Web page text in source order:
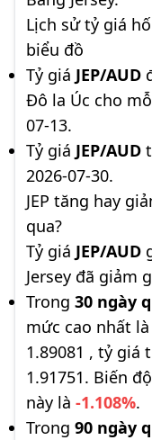
Lịch sử tỷ giá
biểu đồ
Tỷ giá JEP/AUD
Đô la Úc cho
07-13.
Tỷ giá JEP/AUD
2026-07-30.
JEP tăng hay
qua?
Tỷ giá JEP/AUD
Jersey đã giảm
Trong 30 ngày
mức cao nhất
1.89081 , tỷ giá
1.91751. Biến
này là -1.108%.
Trong 90 ngày